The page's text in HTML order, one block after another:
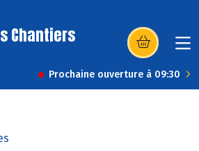
Chantiers
(s’ouvre dans
Prochaine ouverture à 09:30